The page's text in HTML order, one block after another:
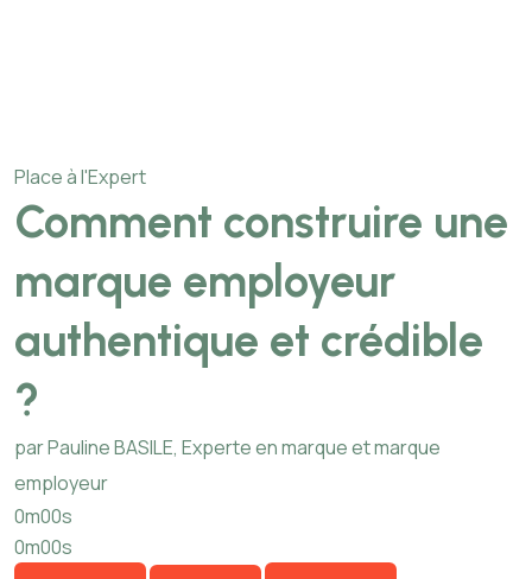
Place à l'Expert
Comment construire une
marque employeur
authentique et crédible
?
par Pauline BASILE, Experte en marque et marque
employeur
0m00s
0m00s